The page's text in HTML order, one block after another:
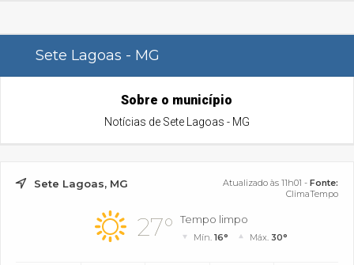
Sete Lagoas - MG
Sobre o município
Notícias de Sete Lagoas - MG
Sete Lagoas, MG Atualizado às 11h01 - Fonte:
ClimaTempo
27° Tempo limpo
Mín.16° Máx. 30°